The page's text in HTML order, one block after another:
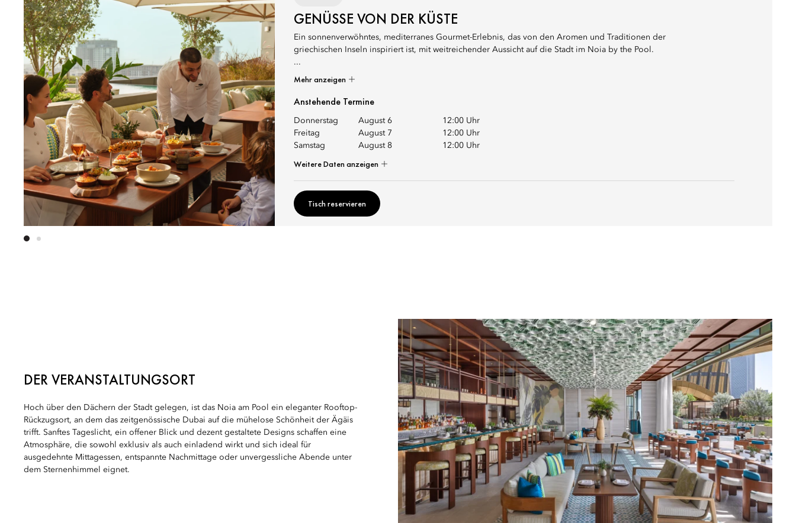
GENÜSSE VON DER KÜSTE
Ein sonnenverwöhntes, mediterranes Gourmet-Erlebnis, das von den Aromen und Traditionen der
griechischen Inseln inspiriert ist, mit weitreichender Aussicht auf die Stadt im Noia by the Pool.
...
Mehr anzeigen
Anstehende Termine
Donnerstag August 6
12:00 Uhr
Freitag
August 7
12:00 Uhr
Samstag
August 8 12:00 Uhr
Weitere Daten anzeigen
Tisch reservieren
DER VERANSTALTUNGSORT
Hoch über den Dächern der Stadt gelegen, ist das Noia am Pool ein eleganter Rooftop-
Rückzugsort, an dem das zeitgenössische Dubai auf die mühelose Schönheit der Ägäis
trifft. Sanftes Tageslicht, ein offener Blick und dezent gestaltete Designs schaffen eine
Atmosphäre, die sowohl exklusiv als auch einladend wirkt und sich ideal für
ausgedehnte Mittagessen, entspannte Nachmittage oder unvergessliche Abende unter
dem Sternenhimmel eignet.